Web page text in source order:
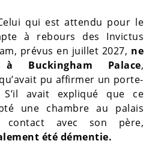
qui est attendu pour le
à rebours des Invictus
prévus en juillet 2027, ne
Buckingham Palace,
pu affirmer un porte-
avait expliqué que ce
une chambre au palais
avec son père,
été démentie.